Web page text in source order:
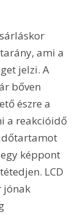
ami a
jelzi. A
bőven
észre a
a reakcióidő
képpont
LCD
jónak